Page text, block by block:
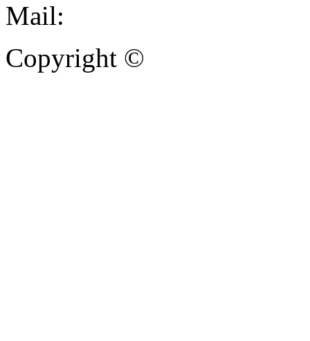
Mail:
Copyright ©